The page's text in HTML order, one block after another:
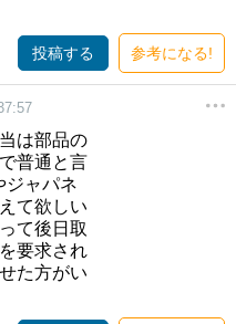
投稿する 参考になる!
は部品の
普通と言
ジャパネ
て欲しい
て後日取
要求され
た方がい